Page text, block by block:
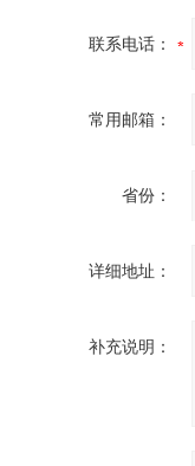
联系电话：
常用邮箱：
省份：
详细地址：
补充说明：